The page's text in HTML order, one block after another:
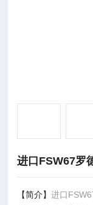
进口FSW67罗
【简介】进口